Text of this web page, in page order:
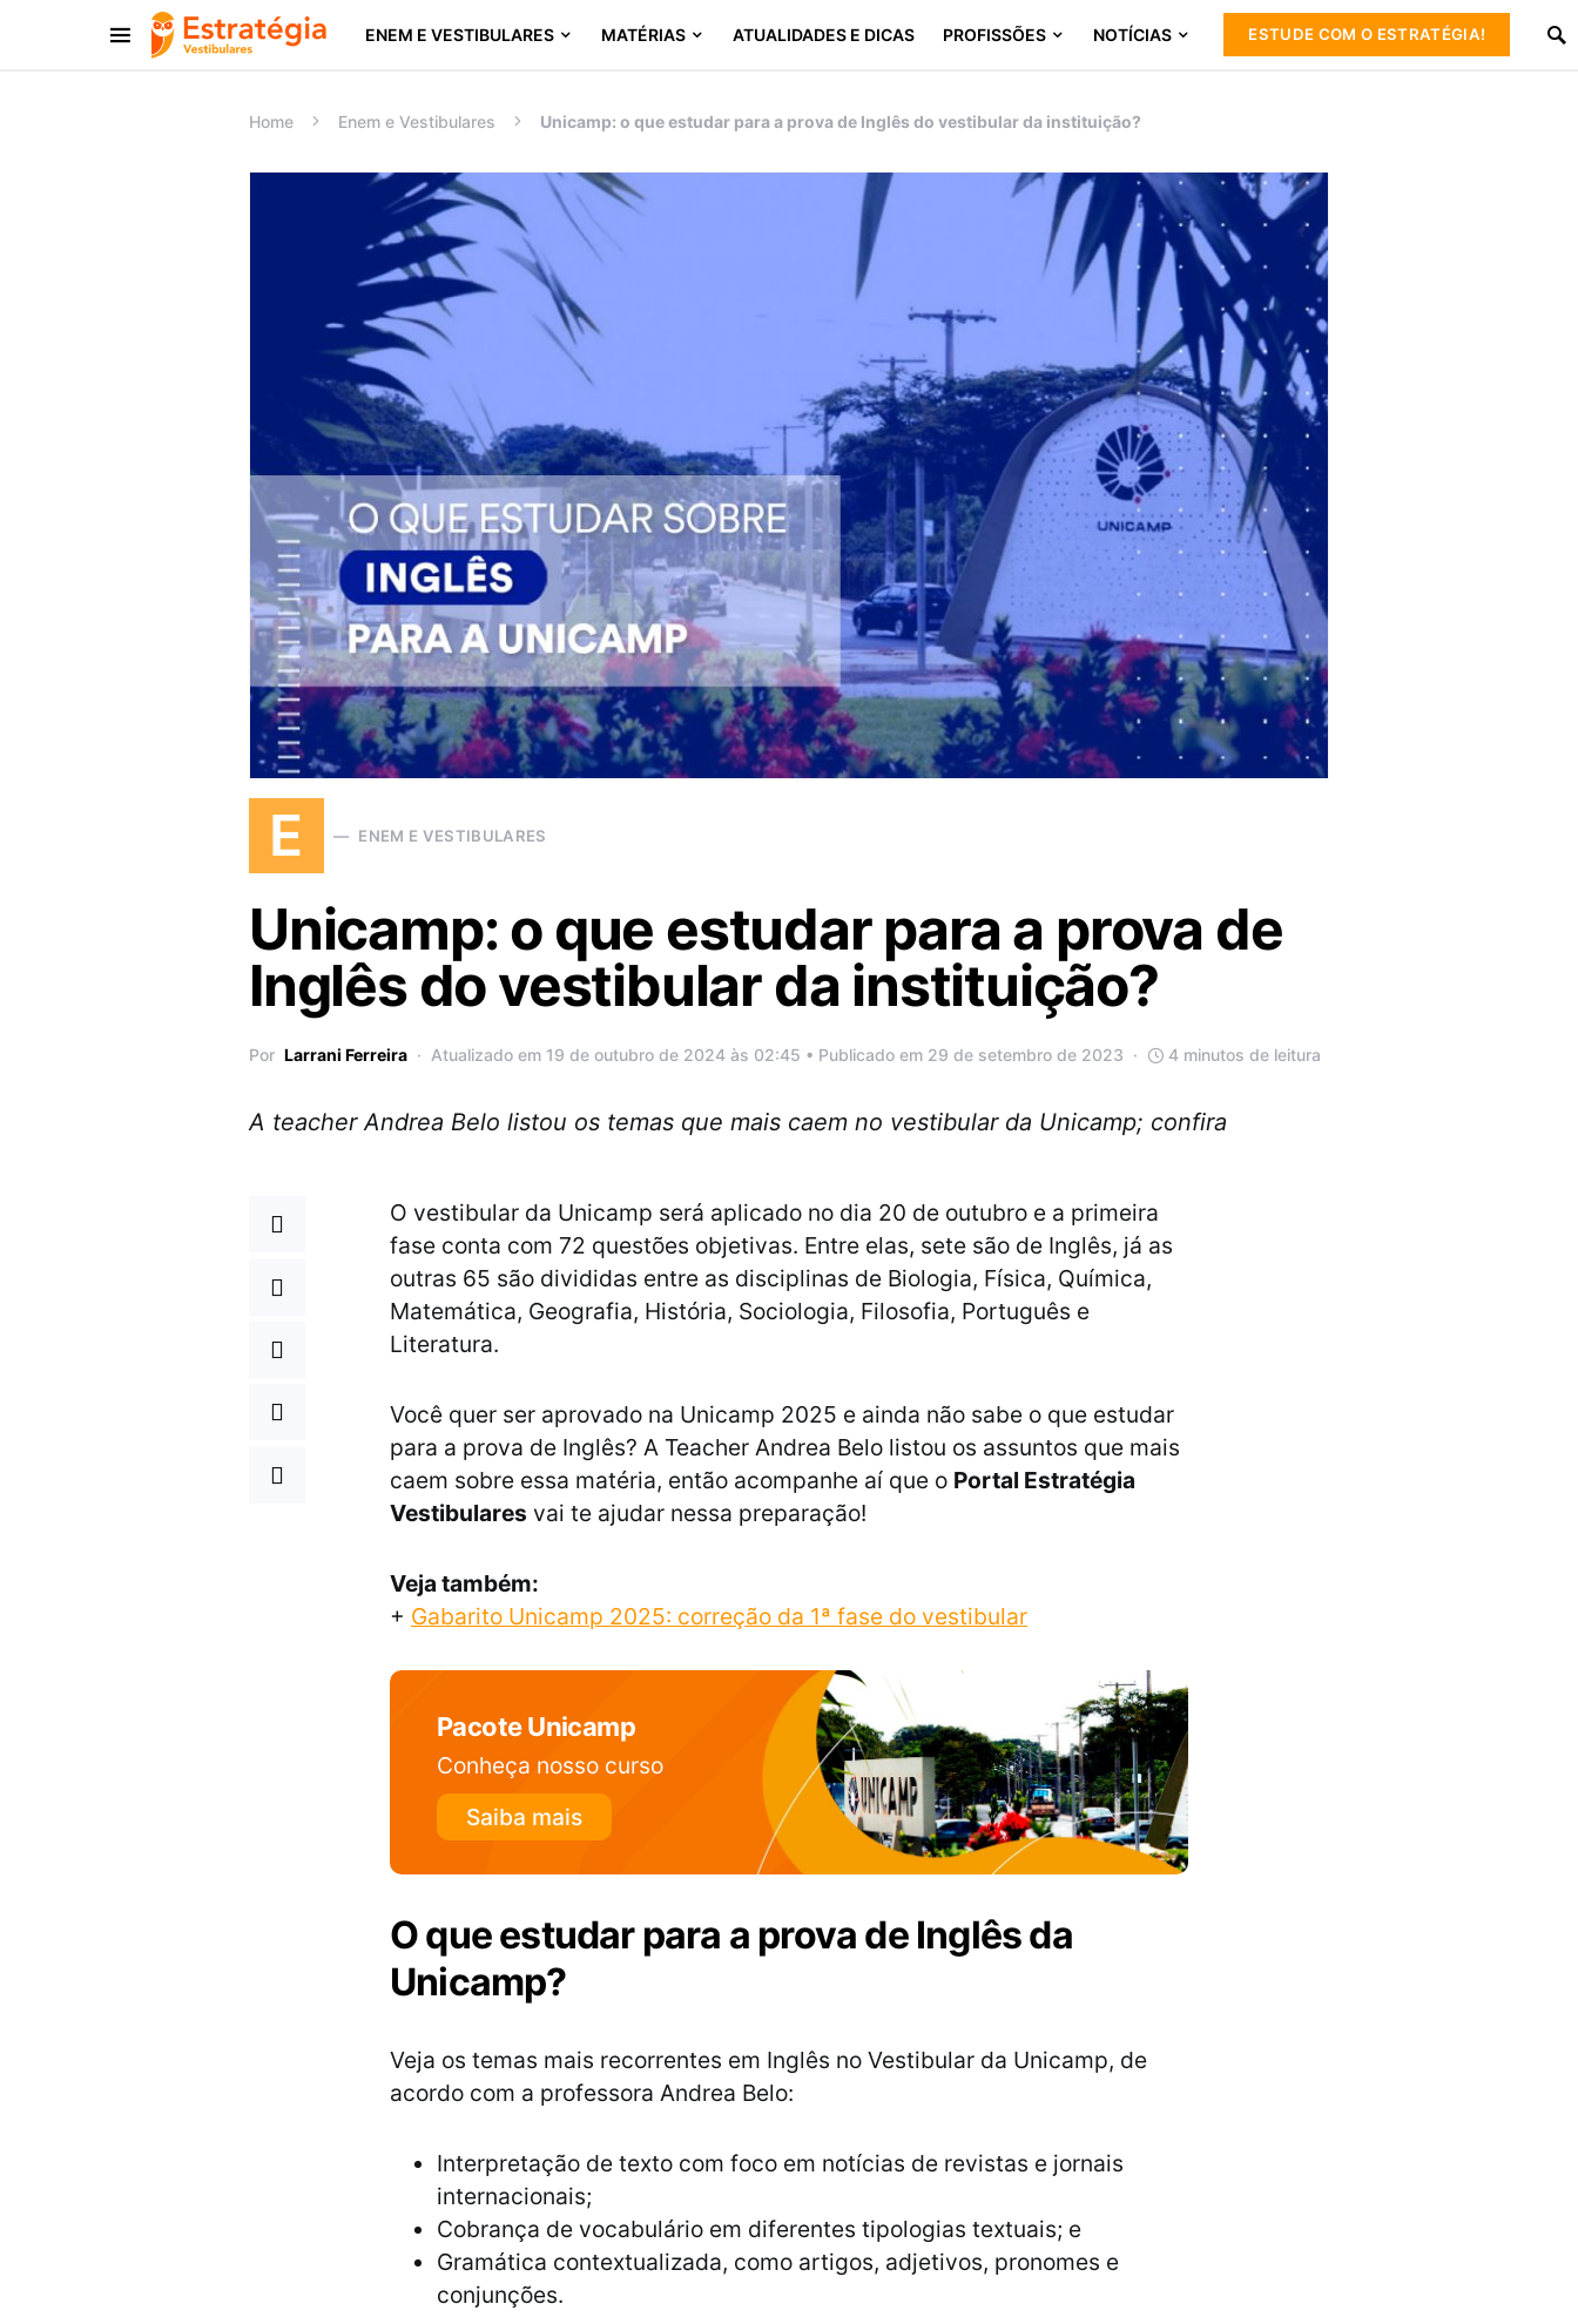
ENEM E VESTIBULARES MATÉRIAS ATUALIDADES E DICAS PROFISSÕES NOTÍCIAS ESTUDE COM O ESTRATÉGIA!
Procurar:
Home Enem e Vestibulares Unicamp: o que estudar para a prova de Inglês do vestibular da instituição?
E ENEM E VESTIBULARES
Unicamp: o que estudar para a prova de
Inglês do vestibular da instituição?
Por Larrani Ferreira Atualizado em 19 de outubro de 2024 às 02:45 • Publicado em 29 de setembro de 2023 4 minutos de leitura
A teacher Andrea Belo listou os temas que mais caem no vestibular da Unicamp; confira
O vestibular da Unicamp será aplicado no dia 20 de outubro e a primeira
fase conta com 72 questões objetivas. Entre elas, sete são de Inglês, já as
outras 65 são divididas entre as disciplinas de Biologia, Física, Química,
Matemática, Geografia, História, Sociologia, Filosofia, Português e
Literatura.
Você quer ser aprovado na Unicamp 2025 e ainda não sabe o que estudar
para a prova de Inglês? A Teacher Andrea Belo listou os assuntos que mais
caem sobre essa matéria, então acompanhe aí que o Portal Estratégia
Vestibulares vai te ajudar nessa preparação!
Veja também:
+ Gabarito Unicamp 2025: correção da 1ª fase do vestibular
Pacote Unicamp
Conheça nosso curso
Saiba mais
O que estudar para a prova de Inglês da
Unicamp?
Veja os temas mais recorrentes em Inglês no Vestibular da Unicamp, de
acordo com a professora Andrea Belo:
Interpretação de texto com foco em notícias de revistas e jornais
internacionais;
Cobrança de vocabulário em diferentes tipologias textuais; e
Gramática contextualizada, como artigos, adjetivos, pronomes e
conjunções.